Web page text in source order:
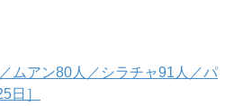
ムアン80人／シラチャ91人／パ
日］